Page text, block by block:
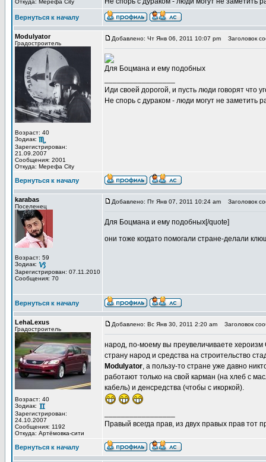
Откуда: Мерефа City
Вернуться к началу
Modulyator
Градостроитель
Возраст: 40
Зодиак:
Зарегистрирован:
21.09.2007
Сообщения: 2001
Откуда: Мерефа City
Добавлено: Чт Янв 06, 2011 10:07 pm Заголовок
Для Боцмана и ему подобных
Иди своей дорогой, и пусть люди говорят что
Не спорь с дураком - люди могут не
Вернуться к началу
karabas
Поселенец
Возраст: 59
Зодиак:
Зарегистрирован: 07.11.2010
Сообщения: 70
Добавлено: Пт Янв 07, 2011 10:24 am Заголовок
Для Боцмана и ему подобных[/quote]
они тоже когдато помогали стране-делали
Вернуться к началу
LehaLexus
Градостроитель
Возраст: 40
Зодиак:
Зарегистрирован:
24.10.2007
Сообщения: 1192
Откуда: Артёмовка-сити
Добавлено: Вс Янв 30, 2011 2:20 am Заголовок
народ, по-моему вы преувеличиваете
страну народ и средства на строительство
Modulyator, а пользу-то стране уже давно
работают только на свой карман (на хлеб с
кабель) и денсредства (чтобы с икоркой).
Правый всегда прав, из двух правых прав тот
Вернуться к началу